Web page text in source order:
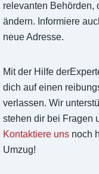
relevanten Behörden,
ändern. Informiere
neue Adresse.
Mit der Hilfe
dich auf einen
verlassen. Wir
stehen dir bei Fragen
Kontaktiere uns noch
Umzug!